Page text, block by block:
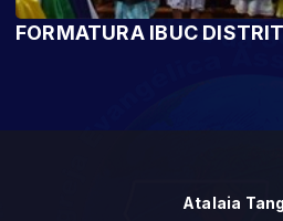
FORMATURA IBUC
Atalaia